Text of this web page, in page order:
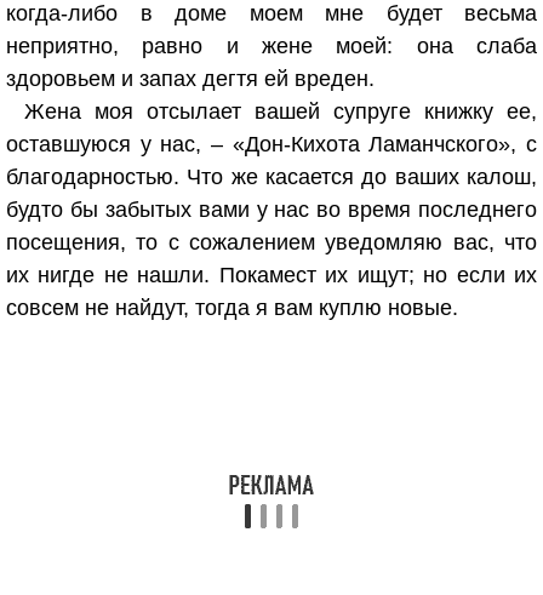
когда-либо в доме моем мне будет весьма
неприятно, равно и жене моей: она слаба
здоровьем и запах дегтя ей вреден.
Жена моя отсылает вашей супруге книжку ее,
оставшуюся у нас, – «Дон-Кихота Ламанчского», с
благодарностью. Что же касается до ваших калош,
будто бы забытых вами у нас во время последнего
посещения, то с сожалением уведомляю вас, что
их нигде не нашли. Покамест их ищут; но если их
совсем не найдут, тогда я вам куплю новые.